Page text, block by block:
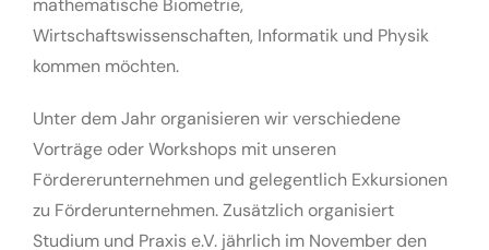
mathematische Biometrie,
Wirtschaftswissenschaften, Informatik und Physik
kommen möchten.
Unter dem Jahr organisieren wir verschiedene
Vorträge oder Workshops mit unseren
Fördererunternehmen und gelegentlich Exkursionen
zu Förderunternehmen. Zusätzlich organisiert
Studium und Praxis e.V. jährlich im November den